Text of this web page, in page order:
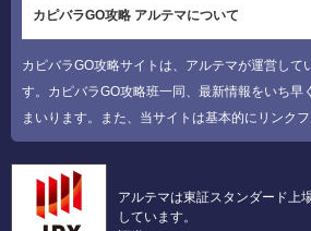
カピバラGO攻略 アルテマについて
カピバラGO攻略サイトは、アルテマが運営して
す。カピバラGO攻略班一同、最新情報をいち早
まいります。また、当サイトは基本的にリンクフ
アルテマは東証スタンダード上
しています。